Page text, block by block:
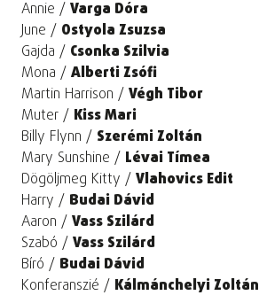
Annie / Varga Dóra
June / Ostyola Zsuzsa
Gajda / Csonka Szilvia
Mona / Alberti Zsófi
Martin Harrison / Végh Tibor
Muter / Kiss Mari
Billy Flynn / Szerémi Zoltán
Mary Sunshine / Lévai Tímea
Dögöljmeg Kitty / Vlahovics Edit
Harry / Budai Dávid
Aaron / Vass Szilárd
Szabó / Vass Szilárd
Bíró / Budai Dávid
Konferanszié / Kálmánchelyi Zoltán